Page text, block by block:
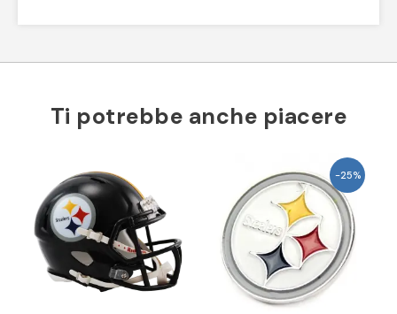
Ti potrebbe anche piacere
-25%